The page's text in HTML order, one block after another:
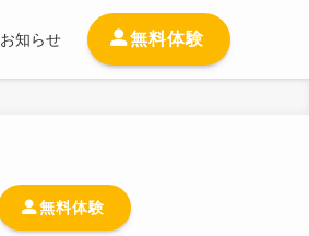
お知らせ 無料体験
無料体験